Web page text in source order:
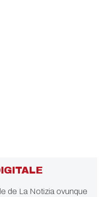
de La Notizia ovunque